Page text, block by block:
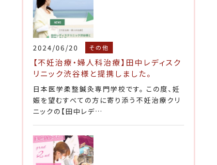
2024/06/20 その他
【不妊治療・婦人科治療】田中レディスク
リニック渋谷様と提携しました。
日本医学柔整鍼灸専門学校です。 この度、妊
娠を望むすべての方に寄り添う不妊治療クリ
ニックの【田中レデ…